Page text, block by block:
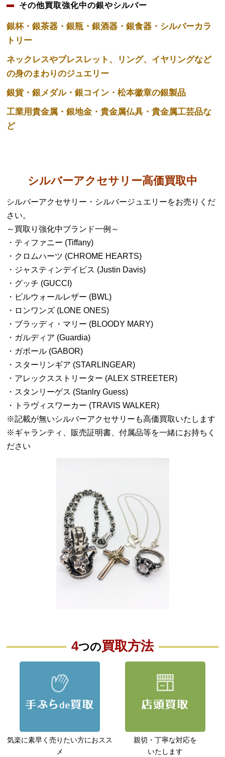
その他買取強化中の銀やシルバー
銀杯・銀茶器・銀瓶・銀酒器・銀食器・シルバーカラ
トリー
ネックレスやブレスレット、リング、イヤリングなど
の身のまわりのジュエリー
銀貨・銀メダル・銀コイン・松本徽章の銀製品
工業用貴金属・銀地金・貴金属仏具・貴金属工芸品な
ど
シルバーアクセサリー高価買取中
シルバーアクセサリー・シルバージュエリーをお売りくだ
さい。
～買取り強化中ブランド一例～
・ティファニー (Tiffany)
・クロムハーツ (CHROME HEARTS)
・ジャスティンデイビス (Justin Davis)
・グッチ (GUCCI)
・ ビルウォールレザー (BWL)
・ロンワンズ (LONE ONES)
・ブラッディ・マリー (BLOODY MARY)
・ガルディア (Guardia)
・ガボール (GABOR)
・スターリンギア (STARLINGEAR)
・アレックスストリーター (ALEX STREETER)
・スタンリーゲス (Stanlry Guess)
・トラヴィスワーカー (TRAVIS WALKER)
※記載が無いシルバーアクセサリーも高価買取いたします
※ギャランティ、販売証明書、付属品等を一緒にお持ちく
ださい
4つの買取方法
気楽に素早く売りたい方におスス
メ
親切・丁寧な対応を
いたします